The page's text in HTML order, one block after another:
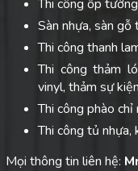
Thi công ốp
Sàn nhựa, sàn gỗ
Thi công thanh
Thi công thảm
vinyl, thảm sự kiện
Thi công phào chỉ
Thi công tủ nhựa,
Mọi thông tin liên hệ: